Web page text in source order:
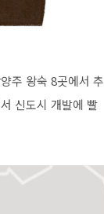
주 왕숙 8곳에서 추
신도시 개발에 빨